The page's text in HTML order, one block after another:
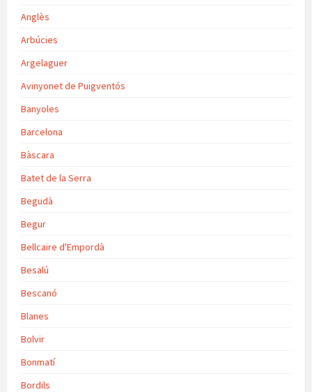
Anglès
Arbúcies
Argelaguer
Avinyonet de Puigventós
Banyoles
Barcelona
Bàscara
Batet de la Serra
Begudà
Begur
Bellcaire d'Empordà
Besalú
Bescanó
Blanes
Bolvir
Bonmatí
Bordils